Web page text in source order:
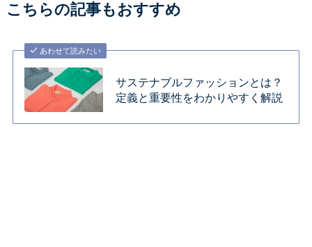
こちらの記事もおすすめ
あわせて読みたい
サステナブルファッションとは？
定義と重要性をわかりやすく解説